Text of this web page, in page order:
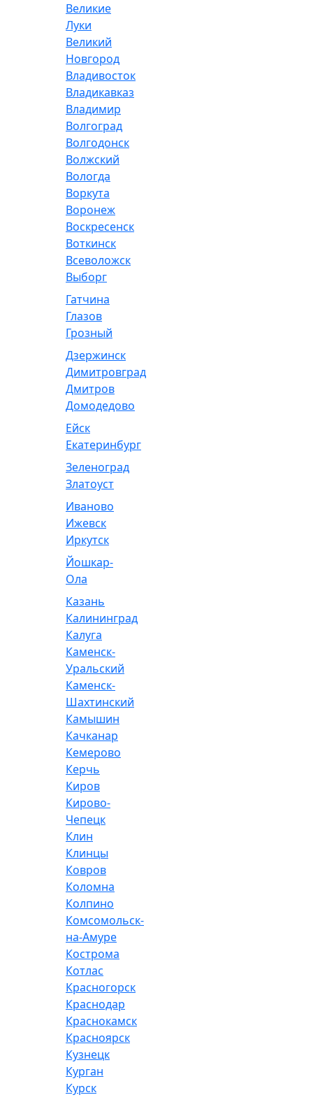
Великие
Луки
Великий
Новгород
Владивосток
Владикавказ
Владимир
Волгоград
Волгодонск
Волжский
Вологда
Воркута
Воронеж
Воскресенск
Воткинск
Всеволожск
Выборг
Гатчина
Глазов
Грозный
Дзержинск
Димитровград
Дмитров
Домодедово
Ейск
Екатеринбург
Зеленоград
Златоуст
Иваново
Ижевск
Иркутск
Йошкар-
Ола
Казань
Калининград
Калуга
Каменск-
Уральский
Каменск-
Шахтинский
Камышин
Качканар
Кемерово
Керчь
Киров
Кирово-
Чепецк
Клин
Клинцы
Ковров
Коломна
Колпино
Комсомольск-
на-Амуре
Кострома
Котлас
Красногорск
Краснодар
Краснокамск
Красноярск
Кузнецк
Курган
Курск